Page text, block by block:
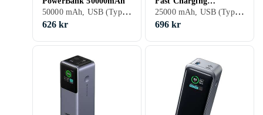
50000 mAh, USB (Typ C), USB (Type C), Display, Inbyggd trådlös laddning, Stöd för snabbladdning, Genomgångsladdning, 3 A
626 kr
PowerBank Grey
25000mAh
25000 mAh, USB (Typ C), USB (Type A), USB (Type C), Display, Statusindikator (LED-diod), Stöd för snabbladdning, Genomgångsladdning, 2.4 A
696 kr